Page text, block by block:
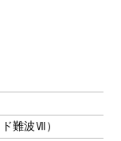
難波Ⅶ）